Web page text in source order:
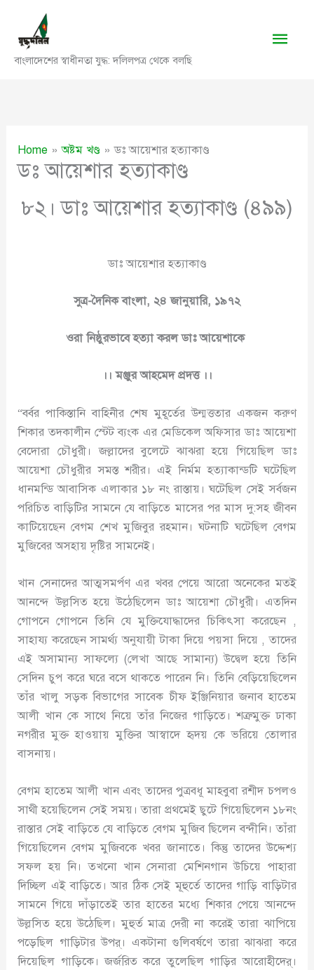
content
বাংলাদেশের স্বাধীনতা যুদ্ধ: দলিলপত্র থেকে বলছি
Main
Home অষ্টম খণ্ড ডঃ আয়েশার হত্যাকাণ্ড
ডঃ আয়েশার হত্যাকাণ্ড
৮২। ডাঃ আয়েশার হত্যাকাণ্ড (৪৯৯)
ডাঃ আয়েশার হত্যাকাণ্ড
সুত্র-দৈনিক বাংলা, ২৪ জানুয়ারি, ১৯৭২
ওরা নিষ্ঠুরভাবে হত্যা করল ডাঃ আয়েশাকে
।। মঞ্জুর আহমেদ প্রদত্ত ।।
“বর্বর পাকিস্তানি বাহিনীর শেষ মুহূর্তের উন্মত্ততার একজন করুণ
শিকার তদকালীন স্টেট ব্যংক এর মেডিকেল অফিসার ডাঃ আয়েশা
বেদোরা চৌধুরী। জল্লাদের বুলেটে ঝাঝরা হয়ে গিয়েছিল ডাঃ
আয়েশা চৌধুরীর সমস্ত শরীর। এই নির্মম হত্যাকান্ডটি ঘটেছিল
ধানমন্ডি আবাসিক এলাকার ১৮ নং রাস্তায়। ঘটেছিল সেই সর্বজন
পরিচিত বাড়িটির সামনে যে বাড়িতে মাসের পর মাস দু:সহ জীবন
কাটিয়েছেন বেগম শেখ মুজিবুর রহমান। ঘটনাটি ঘটেছিল বেগম
মুজিবের অসহায় দৃষ্টির সামনেই।
খান সেনাদের আত্মসমর্পণ এর খবর পেয়ে আরো অনেকের মতই
আনন্দে উল্লসিত হয়ে উঠেছিলেন ডাঃ আয়েশা চৌধুরী। এতদিন
গোপনে গোপনে তিনি যে মুক্তিযোদ্ধাদের চিকিৎসা করেছেন ,
সাহায্য করেছেন সামর্থ্য অনুযায়ী টাকা দিয়ে পয়সা দিয়ে , তাদের
এই অসামান্য সাফল্যে (লেখা আছে সামান্য) উদ্বেল হয়ে তিনি
সেদিন চুপ করে ঘরে বসে থাকতে পারেন নি। তিনি বেড়িয়েছিলেন
তাঁর খালু সড়ক বিভাগের সাবেক চীফ ইঞ্জিনিয়ার জনাব হাতেম
আলী খান কে সাথে নিয়ে তাঁর নিজের গাড়িতে। শত্রুমুক্ত ঢাকা
নগরীর মুক্ত হাওয়ায় মুক্তির আস্বাদে হৃদয় কে ভরিয়ে তোলার
বাসনায়।
বেগম হাতেম আলী খান এবং তাদের পুত্রবধূ মাহবুবা রশীদ চপলও
সাথী হয়েছিলেন সেই সময়। তারা প্রথমেই ছুটে গিয়েছিলেন ১৮নং
রাস্তার সেই বাড়িতে যে বাড়িতে বেগম মুজিব ছিলেন বন্দীনি। তাঁরা
গিয়েছিলেন বেগম মুজিবকে খবর জানাতে। কিন্তু তাদের উদ্দেশ্য
সফল হয় নি। তখনো খান সেনারা মেশিনগান উচিয়ে পাহারা
দিচ্ছিল এই বাড়িতে। আর ঠিক সেই মূহুর্তে তাদের গাড়ি বাড়িটার
সামনে গিয়ে দাঁড়াতেই তার হাতের মধ্যে শিকার পেয়ে আনন্দে
উল্লসিত হয়ে উঠেছিল। মুহুর্ত মাত্র দেরী না করেই তারা ঝাপিয়ে
পড়েছিল গাড়িটার উপর্। একটানা গুলিবর্ষণে তারা ঝাঝরা করে
দিয়েছিল গাড়িকে। জর্জরিত করে তুলেছিল গাড়ির আরোহীদের্।